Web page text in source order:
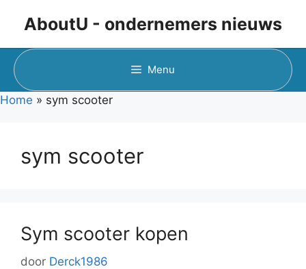
inhoud
AboutU - ondernemers nieuws
Menu
Home » sym scooter
sym scooter
Sym scooter kopen
door Derck1986